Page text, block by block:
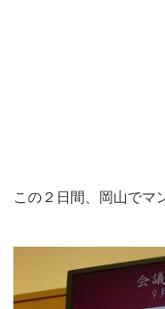
この２日間、岡山でマ